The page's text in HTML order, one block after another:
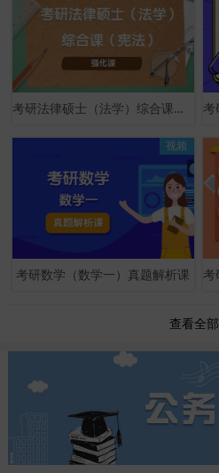
考研法律硕士（法学）综合课（宪法）强化课
考研数学（数学一）真题解析课
视频
查看全部